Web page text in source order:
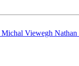
Michal Viewegh